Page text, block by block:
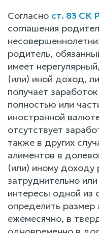
Согласно ст. 83 СК
соглашения
родитель,
имеет
(или) иной доход,
получает
полностью или
иностранной
отсутствует
также в других
алиментов в
(или) иному
затруднительно
интересы одной из
определить размер
ежемесячно, в